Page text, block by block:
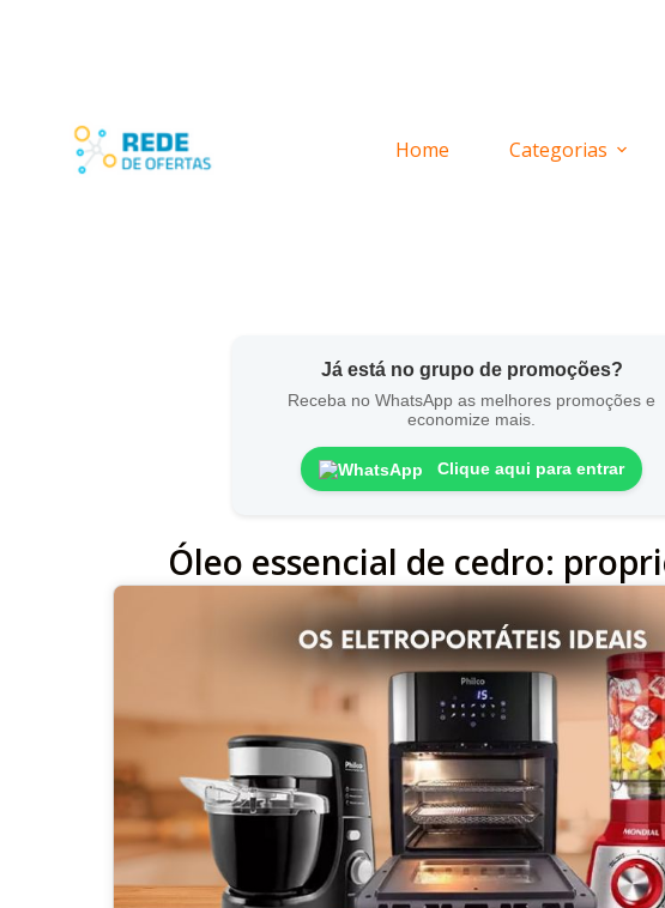
Home Categorias
Já está no grupo de promoções?
Receba no WhatsApp as melhores promoções e
economize mais.
Clique aqui para entrar
Óleo essencial de cedro: